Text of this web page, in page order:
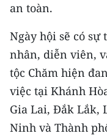
an toàn.
Ngày hội sẽ có sự
nhân, diễn viên,
tộc Chăm hiện
việc tại Khánh
Gia Lai, Đắk Lắk,
Ninh và Thành